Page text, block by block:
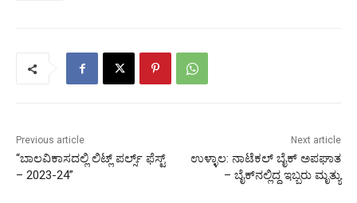
Previous article
“ಬಾಲವಿಕಾಸದಲ್ಲಿ ಲಿಟ್ಲ್ ಪರ್ಲ್ಸ್ ಫೆಸ್ಟ್
– 2023-24”
Next article
ಉಳ್ಳಾಲ: ನಾಟೆಕಲ್ ಬೈಕ್ ಅಪಘಾತ
– ಬೈಕ್‌ನಲ್ಲಿದ್ದ ಇಬ್ಬರು ಮೃತ್ಯು